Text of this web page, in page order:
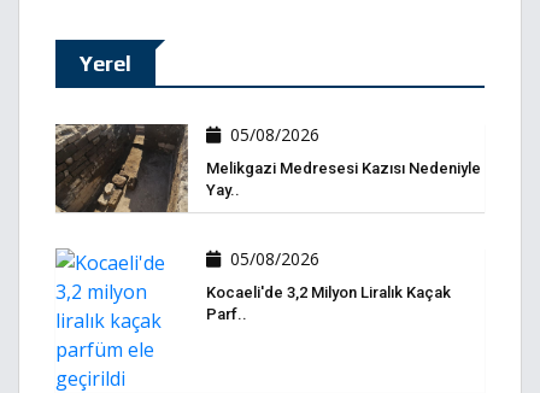
Yerel
05/08/2026
Melikgazi Medresesi Kazısı Nedeniyle
Yay..
05/08/2026
Kocaeli'de 3,2 Milyon Liralık Kaçak
Parf..